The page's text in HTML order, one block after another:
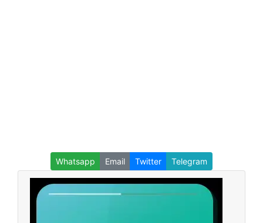
Whatsapp Email Twitter Telegram